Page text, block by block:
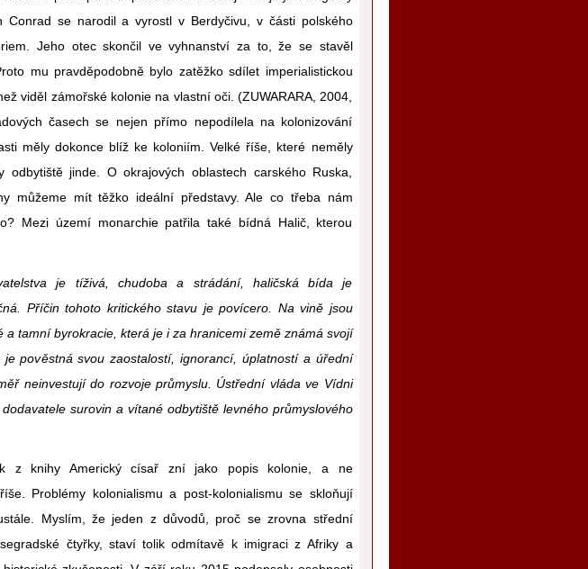
Conrad se narodil a vyrostl v Berdyčivu, v části polského
Jeho otec skončil ve vyhnanství za to, že se stavěl
mu pravděpodobně bylo zatěžko sdílet imperialistickou
viděl zámořské kolonie na vlastní oči. (ZUWARARA, 2004,
časech se nejen přímo nepodílela na kolonizování
měly dokonce blíž ke koloniím. Velké říše, které neměly
jinde. O okrajových oblastech carského Ruska,
můžeme mít těžko ideální představy. Ale co třeba nám
Mezi území monarchie patřila také bídná Halič, kterou
je tíživá, chudoba a strádání, haličská bída je
Příčin tohoto kritického stavu je povícero. Na vině jsou
a tamní byrokracie, která je i za hranicemi země známá svojí
pověstná svou zaostalostí, ignorancí, úplatností a úřední
neinvestují do rozvoje průmyslu. Ústřední vláda ve Vídni
surovin a vítané odbytiště levného průmyslového
z knihy Americký císař zní jako popis kolonie, a ne
Problémy kolonialismu a post-kolonialismu se skloňují
Myslím, že jeden z důvodů, proč se zrovna střední
čtyřky, staví tolik odmítavě k imigraci z Afriky a